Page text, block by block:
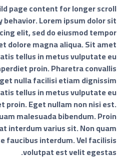
page content for longer scroll
Lorem ipsum dolor sit
elit, sed do eiusmod tempor
dolore magna aliqua. Sit amet
tellus in metus vulputate eu
proin. Pharetra convallis
nulla facilisi etiam dignissim
tellus in metus vulputate eu
proin. Eget nullam non nisi est.
malesuada bibendum. Proin
interdum varius sit. Non quam
faucibus interdum. Vel facilisis
volutpat est velit egestas.